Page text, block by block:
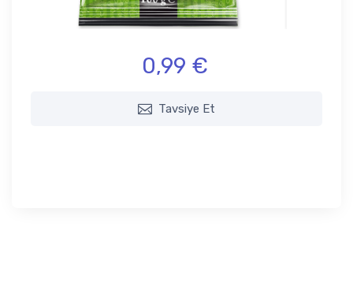
0,99 €
Tavsiye Et